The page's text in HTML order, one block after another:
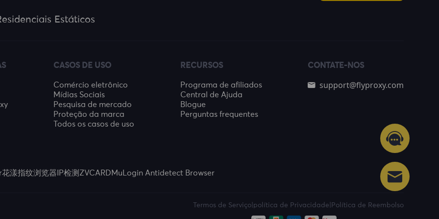
Estáticos
CASOS DE USO
Comércio eletrônico
Mídias Sociais
Pesquisa de mercado
Proteção da marca
Todos os casos de uso
RECURSOS
Programa de afiliados
Central de Ajuda
Blogue
Perguntas frequentes
CONTATE-NOS
support@flyproxy.com
花漾指纹浏览器 IP检测 ZVCARD MuLogin Antidetect Browser
Termos de Serviço política de Privacidade Política de Reembolso